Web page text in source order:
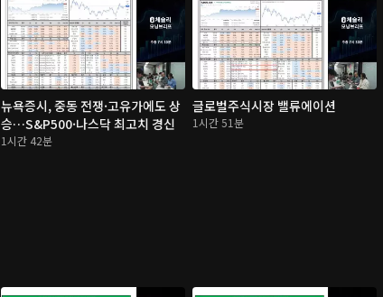
뉴욕증시, 중동 전쟁·고유가에도 상
승…S&P500·나스닥 최고치 경신
1시간 42분
글로벌주식시장 밸류에이션
1시간 51분